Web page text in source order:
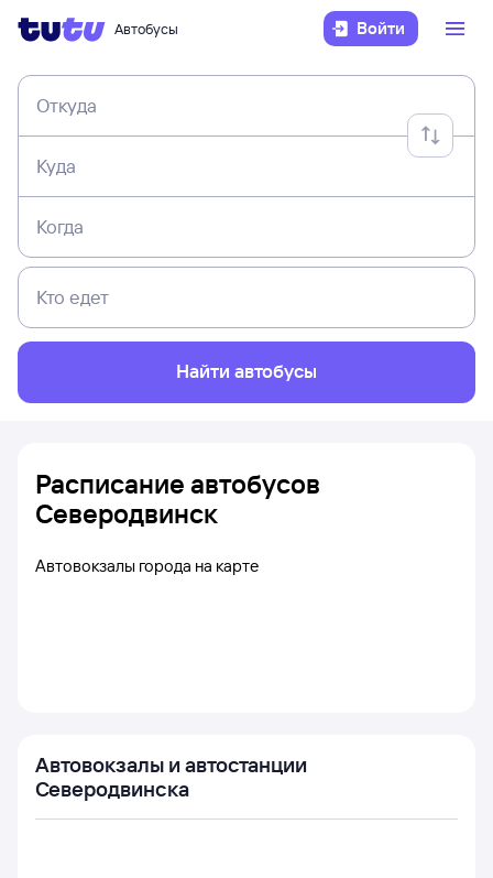
Автобусы Войти
Откуда
Куда
Когда
Кто едет
Найти автобусы
Расписание автобусов
Северодвинск
Автовокзалы города на карте
Автовокзалы и автостанции
Северодвинска